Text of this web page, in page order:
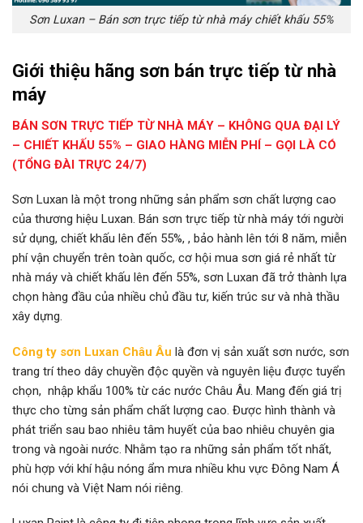
Sơn Luxan – Bán sơn trực tiếp từ nhà máy chiết khấu 55%
Giới thiệu hãng sơn bán trực tiếp từ nhà
máy
BÁN SƠN TRỰC TIẾP TỪ NHÀ MÁY – KHÔNG QUA ĐẠI LÝ
– CHIẾT KHẤU 55% – GIAO HÀNG MIỄN PHÍ – GỌI LÀ CÓ
(TỔNG ĐÀI TRỰC 24/7)
Sơn Luxan là một trong những sản phẩm sơn chất lượng cao
của thương hiệu Luxan. Bán sơn trực tiếp từ nhà máy tới người
sử dụng, chiết khấu lên đến 55%, , bảo hành lên tới 8 năm, miễn
phí vận chuyển trên toàn quốc, cơ hội mua sơn giá rẻ nhất từ
nhà máy và chiết khấu lên đến 55%, sơn Luxan đã trở thành lựa
chọn hàng đầu của nhiều chủ đầu tư, kiến trúc sư và nhà thầu
xây dựng.
Công ty sơn Luxan Châu Âu là đơn vị sản xuất sơn nước, sơn
trang trí theo dây chuyền độc quyền và nguyên liệu được tuyển
chọn, nhập khẩu 100% từ các nước Châu Âu. Mang đến giá trị
thực cho từng sản phẩm chất lượng cao. Được hình thành và
phát triển sau bao nhiêu tâm huyết của bao nhiêu chuyên gia
trong và ngoài nước. Nhằm tạo ra những sản phẩm tốt nhất,
phù hợp với khí hậu nóng ẩm mưa nhiều khu vực Đông Nam Á
nói chung và Việt Nam nói riêng.